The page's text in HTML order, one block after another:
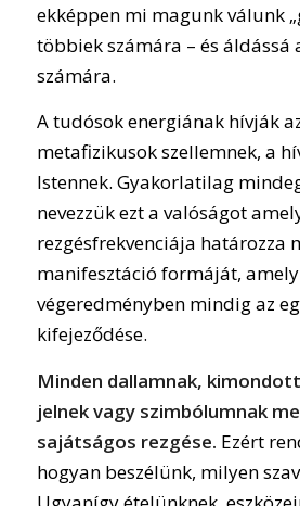
ekképpen mi magunk válunk
többiek számára – és áldássá
számára.
A tudósok energiának hívják
metafizikusok szellemnek, a
Istennek. Gyakorlatilag
nevezzük ezt a valóságot
rezgésfrekvenciája határozza
manifesztáció formáját, amely
végeredményben mindig az
kifejeződése.
Minden dallamnak,
jelnek vagy szimbólumnak
sajátságos rezgése. Ezért
hogyan beszélünk, milyen